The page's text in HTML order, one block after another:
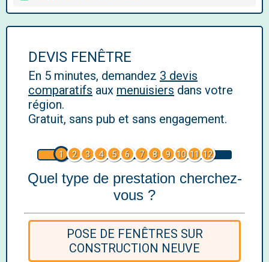
DEVIS FENÊTRE
En 5 minutes, demandez 3 devis
comparatifs aux menuisiers dans votre
région.
Gratuit, sans pub et sans engagement.
1 2 3 4 5 6 7 8 9 10 11 12
Quel type de prestation cherchez-
vous ?
POSE DE FENÊTRES SUR
CONSTRUCTION NEUVE